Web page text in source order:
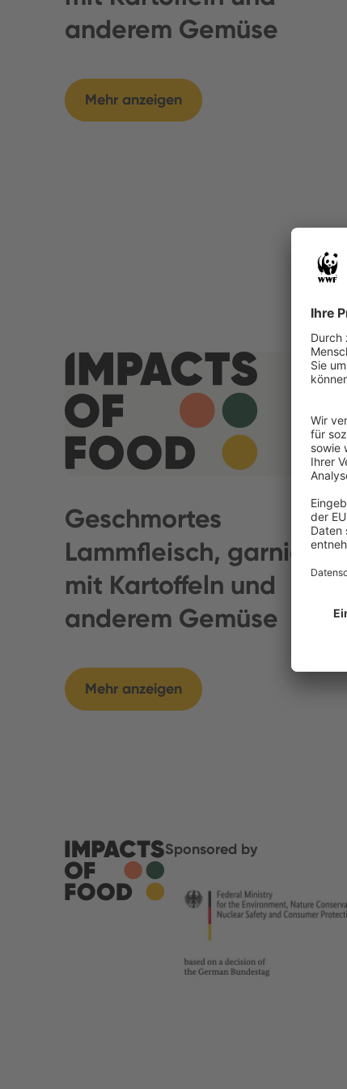
anderem Gemüse
Mehr anzeigen
Geschmortes
Lammfleisch, garniert
mit Kartoffeln und
anderem Gemüse
Mehr anzeigen
Sponsored by